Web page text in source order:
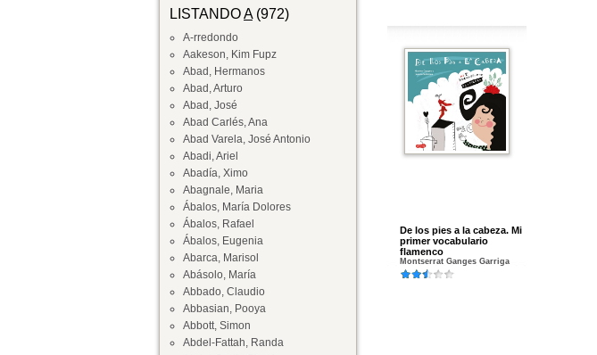
LISTANDOA(972)
A-rredondo
Aakeson, Kim Fupz
Abad, Hermanos
Abad, Arturo
Abad, José
Abad Carlés, Ana
Abad Varela, José Antonio
Abadi, Ariel
Abadía, Ximo
Abagnale, Maria
Ábalos, María Dolores
Ábalos, Rafael
Ábalos, Eugenia
Abarca, Marisol
Abásolo, María
Abbado, Claudio
Abbasian, Pooya
Abbott, Simon
Abdel-Fattah, Randa
De los pies a la cabeza. Mi
primer vocabulario
flamenco
Montserrat Ganges Garriga